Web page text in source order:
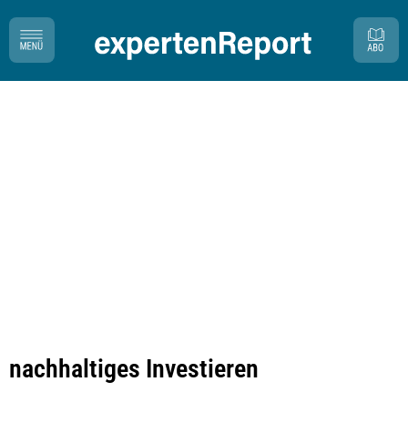
nachhaltiges Investieren